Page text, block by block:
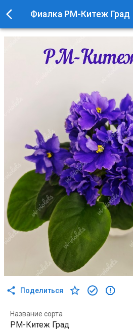
Фиалка РМ-Китеж Град
Поделиться
Название сорта
РМ-Китеж Град